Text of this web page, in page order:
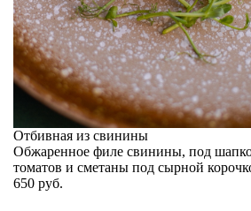
Отбивная из свинины
Обжаренное филе свинины, под
томатов и сметаны под сырной
650 руб.